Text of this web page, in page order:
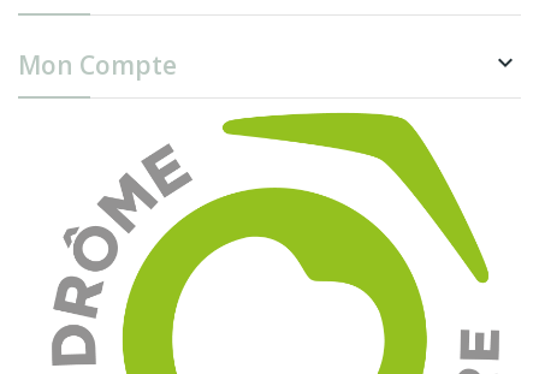
Mon Compte 